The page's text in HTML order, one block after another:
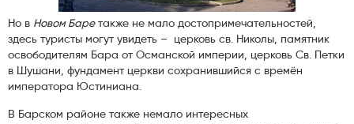
Но в Новом Баретакже не мало достопримечательностей,
здесь туристы могут увидеть – церковь св. Николы, памятник
освободителям Бара от Османской империи, церковь Св. Петки
в Шушани, фундамент церкви сохранившийся с времён
императора Юстиниана.
В Барском районе также немало интересных